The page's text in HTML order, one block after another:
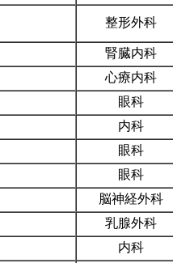
整形外科
腎臓内科
心療内科
眼科
内科
眼科
眼科
脳神経外科
乳腺外科
内科